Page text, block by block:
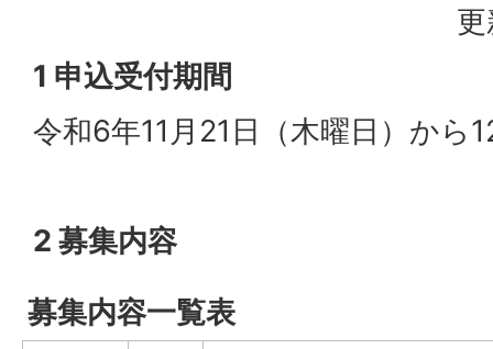
1 申込受付期間
令和6年11月21日（木曜日）から
2 募集内容
募集内容一覧表